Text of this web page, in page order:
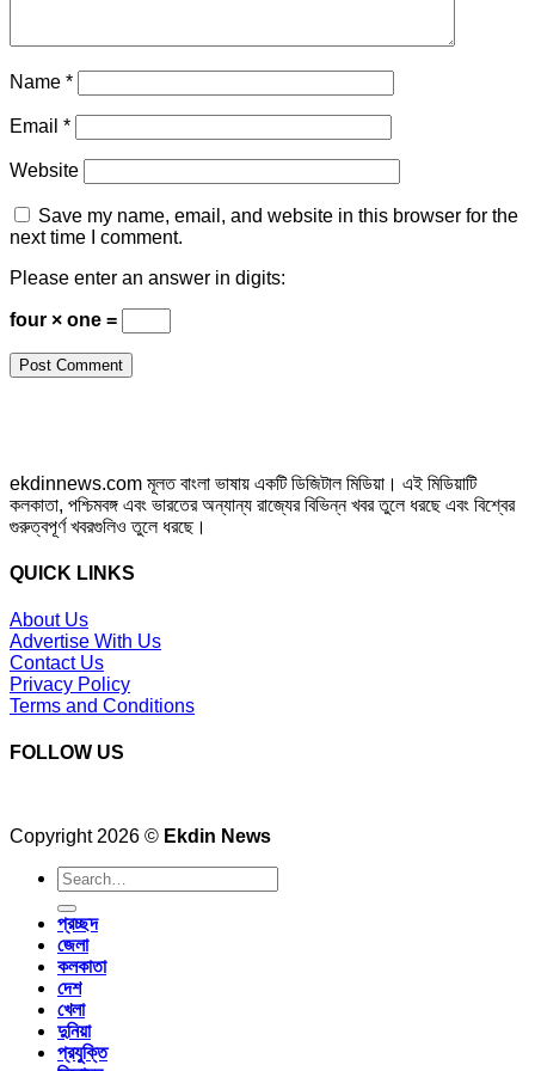
Name *
Email *
Website
Save my name, email, and website in this browser for the
next time I comment.
Please enter an answer in digits:
four × one =
ekdinnews.com মূলত বাংলা ভাষায় একটি ডিজিটাল মিডিয়া। এই মিডিয়াটি
কলকাতা, পশ্চিমবঙ্গ এবং ভারতের অন্যান্য রাজ্যের বিভিন্ন খবর তুলে ধরছে এবং বিশ্বের
গুরুত্বপূর্ণ খবরগুলিও তুলে ধরছে।
QUICK LINKS
About Us
Advertise With Us
Contact Us
Privacy Policy
Terms and Conditions
FOLLOW US
Copyright 2026 © Ekdin News
প্রচ্ছদ
জেলা
কলকাতা
দেশ
খেলা
দুনিয়া
প্রযুক্তি